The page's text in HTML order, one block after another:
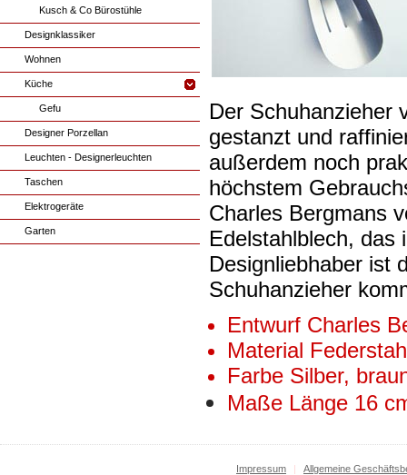
Kusch & Co Bürostühle
Designklassiker
Wohnen
Küche
Gefu
Designer Porzellan
Leuchten - Designerleuchten
Taschen
Elektrogeräte
Garten
Der Schuhanzieher
gestanzt und
außerdem noch
höchstem
Charles Bergmans
Edelstahlblech, das
Designliebhaber ist
Schuhanzieher
Entwurf Charles
Material
Farbe Silber,
Maße Länge 16
Impressum |
Allgemeine